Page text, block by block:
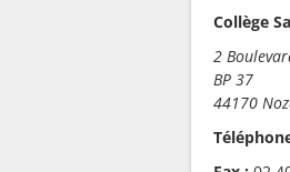
Collège
2
BP 37
44170